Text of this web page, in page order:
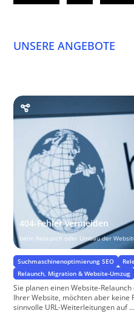
UNSERE ANGEBOTE
404-Fehler vermeiden
beim Relaunch oder Umbau der
Suchmaschinenoptimierung SEO
Relaunch, Migration & Website-Umzug
Sie planen einen Website-
Ihrer Website, möchten aber keine
sinnvolle URL-Weiterleitungen auf ...